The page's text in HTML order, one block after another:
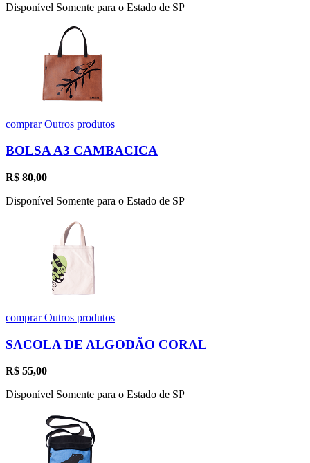
Disponível Somente para o Estado de SP
comprarOutros produtos
BOLSA A3 CAMBACICA
R$ 80,00
Disponível Somente para o Estado de SP
comprarOutros produtos
SACOLA DE ALGODÃO CORAL
R$ 55,00
Disponível Somente para o Estado de SP